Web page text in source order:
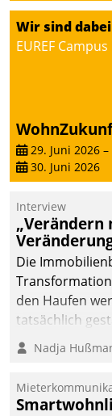
Wir sind dabei
EUREF
29. Juni 2026 –
30. Juni 2026
Interview
„Verändern
Die
den Haufen
tatsächlich
Argumente
Nadja